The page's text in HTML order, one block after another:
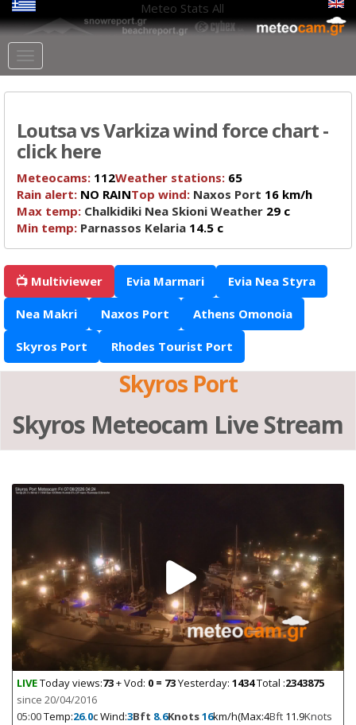
Meteo Stats All
Loutsa vs Varkiza wind force chart -
click here
Meteocams: 112Weather stations: 65
Rain alert: NO RAINTop wind: Naxos Port 16 km/h
Max temp: Chalkidiki Nea Skioni Weather 29 c
Min temp: Parnassos Kelaria 14.5 c
📺 Multiviewer Evia Marmari Evia Nea Styra
Nea Makri Naxos Port Athens Omonoia
Skyros Port Rhodes Tourist Port
Skyros Port
Skyros Meteocam Live Stream
LIVEToday views:73+ Vod: 0 = 73Yesterday: 1434Total :2343875
since 20/04/2016
05:00Temp:26.0c Wind:3Bft 8.6Knots16km/h(Max:4Bft 11.9Knots